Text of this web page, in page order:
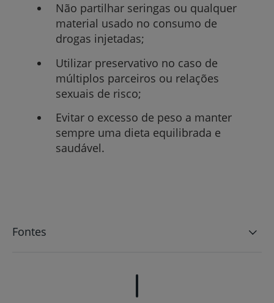
Não partilhar seringas ou qualquer
material usado no consumo de
drogas injetadas;
Utilizar preservativo no caso de
múltiplos parceiros ou relações
sexuais de risco;
Evitar o excesso de peso a manter
sempre uma dieta equilibrada e
saudável.
Fontes